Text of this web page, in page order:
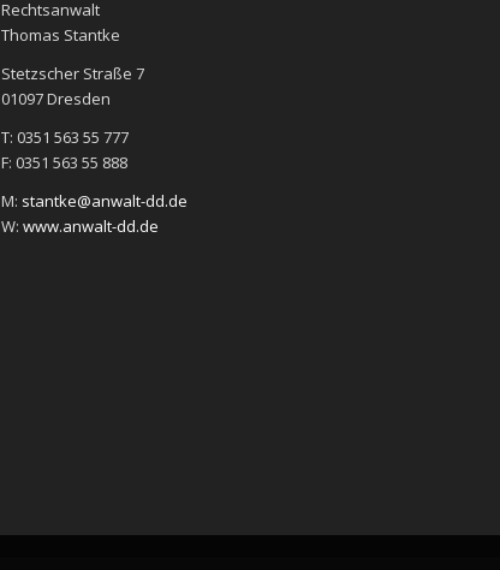
Rechtsanwalt
Thomas Stantke
Stetzscher Straße 7
01097 Dresden
T: 0351 563 55 777
F: 0351 563 55 888
M: stantke@anwalt-dd.de
W: www.anwalt-dd.de